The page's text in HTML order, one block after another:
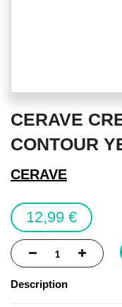
to
beginning
of
images
gallery
CERAVE
CONTOUR
CERAVE
12,99 €
Description